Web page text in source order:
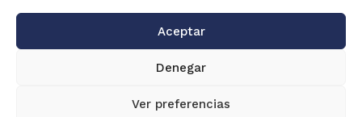
Aceptar
Denegar
Ver preferencias
Web diseñada